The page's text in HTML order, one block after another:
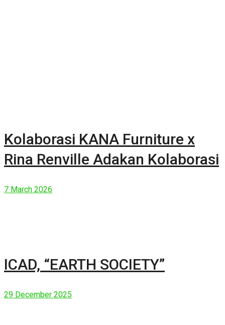
Kolaborasi KANA Furniture x
Rina Renville Adakan Kolaborasi
7 March 2026
ICAD, “EARTH SOCIETY”
29 December 2025